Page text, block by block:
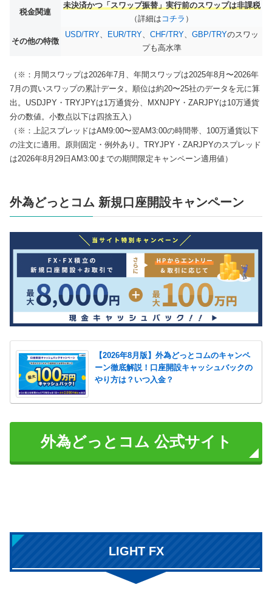
税金関連
未決済かつ「スワップ振替」実行前のスワップは非課税
（詳細は コチラ ）
その他の特徴
USD/TRY、 EUR/TRY、 CHF/TRY、 GBP/TRYのスワッ
プも高水準
（※：月間スワップは2026年7月、年間スワップは2025年8月〜2026年
7月の買いスワップの累計データ。順位は約20〜25社のデータを元に算
出。USDJPY・TRYJPYは1万通貨分、MXNJPY・ZARJPYは10万通貨
分の数値。小数点以下は四捨五入）
（※：上記スプレッドはAM9:00〜翌AM3:00の時間帯、100万通貨以下
の注文に適用。原則固定・例外あり。TRYJPY・ZARJPYのスプレッド
は2026年8月29日AM3:00までの期間限定キャンペーン適用値）
外為どっとコム 新規口座開設キャンペーン
【2026年8月版】外為どっとコムのキャンペ
ーン徹底解説！口座開設キャッシュバックの
やり方は？いつ入金？
外為どっとコム 公式サイト
LIGHT FX